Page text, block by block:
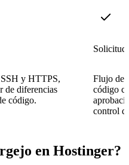
y HTTPS,
de diferencias
código.
Flujo de
código
control
en Hostinger?